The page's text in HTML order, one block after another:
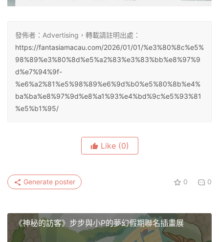
發佈者：Advertising，轉載請註明出處：
https://fantasiamacau.com/2026/01/01/%e3%80%8c%e5%
98%89%e3%80%8d%e5%a2%83%e3%83%bb%e8%97%9
d%e7%94%9f-
%e6%a2%81%e5%98%89%e6%9d%b0%e5%80%8b%e4%
ba%ba%e8%97%9d%e8%a1%93%e4%bd%9c%e5%93%81
%e5%b1%95/
Like (0)
0 0
Generate poster
《神秘的訪客》步步與小P的夢幻假期聯名插畫展